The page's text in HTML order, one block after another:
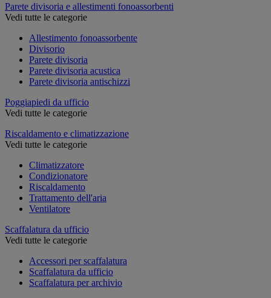
Parete divisoria e allestimenti fonoassorbenti
Vedi tutte le categorie
Allestimento fonoassorbente
Divisorio
Parete divisoria
Parete divisoria acustica
Parete divisoria antischizzi
Poggiapiedi da ufficio
Vedi tutte le categorie
Riscaldamento e climatizzazione
Vedi tutte le categorie
Climatizzatore
Condizionatore
Riscaldamento
Trattamento dell'aria
Ventilatore
Scaffalatura da ufficio
Vedi tutte le categorie
Accessori per scaffalatura
Scaffalatura da ufficio
Scaffalatura per archivio